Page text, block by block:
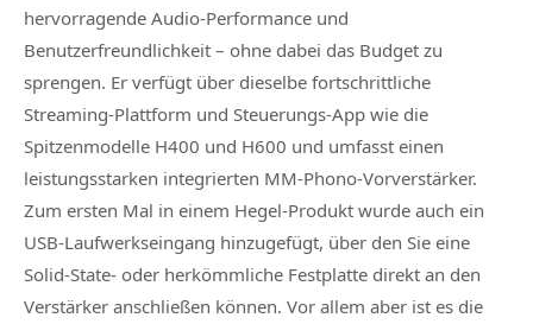
hervorragende Audio-Performance und
Benutzerfreundlichkeit – ohne dabei das Budget zu
sprengen. Er verfügt über dieselbe fortschrittliche
Streaming-Plattform und Steuerungs-App wie die
Spitzenmodelle H400 und H600 und umfasst einen
leistungsstarken integrierten MM-Phono-Vorverstärker.
Zum ersten Mal in einem Hegel-Produkt wurde auch ein
USB-Laufwerkseingang hinzugefügt, über den Sie eine
Solid-State- oder herkömmliche Festplatte direkt an den
Verstärker anschließen können. Vor allem aber ist es die